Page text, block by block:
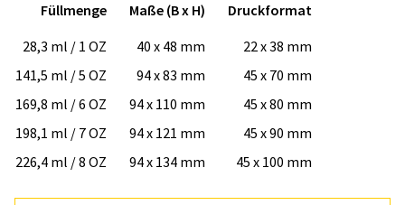
Füllmenge Maße (B x H)
Druckformat
28,3 ml / 1 OZ
40 x 48 mm
22 x 38 mm
141,5 ml / 5 OZ
94 x 83 mm
45 x 70 mm
169,8 ml / 6 OZ
94 x 110 mm
45 x 80 mm
198,1 ml / 7 OZ
94 x 121 mm
45 x 90 mm
226,4 ml / 8 OZ
94 x 134 mm 45 x 100 mm